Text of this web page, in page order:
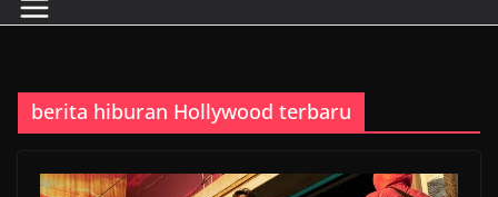
berita hiburan Hollywood terbaru